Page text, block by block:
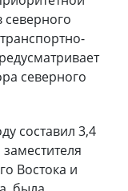
северного
северного
составил 3,4
Востока и